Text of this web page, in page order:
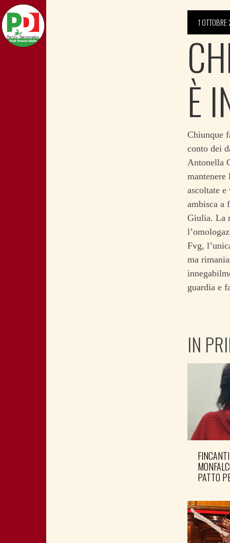
1
È
Chiunque
conto dei
Antonella
mantenere
ascoltate
ambisca a
Giulia. La
Fvg,
ma
guardia e
IN
PATTO